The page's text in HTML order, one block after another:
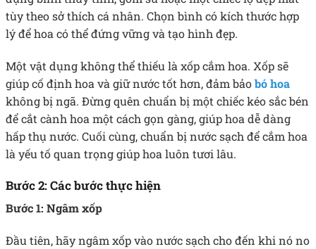
tùy theo sở thích cá nhân. Chọn bình có kích thước hợp
lý để hoa có thể đứng vững và tạo hình đẹp.
Một vật dụng không thể thiếu là xốp cắm hoa. Xốp sẽ
giúp cố định hoa và giữ nước tốt hơn, đảm bảobó hoa
không bị ngã. Đừng quên chuẩn bị một chiếc kéo sắc bén
để cắt cành hoa một cách gọn gàng, giúp hoa dễ dàng
hấp thụ nước. Cuối cùng, chuẩn bị nước sạch để cắm hoa
là yếu tố quan trọng giúp hoa luôn tươi lâu.
Bước 2: Các bước thực hiện
Bước 1: Ngâm xốp
Đầu tiên, hãy ngâm xốp vào nước sạch cho đến khi nó no